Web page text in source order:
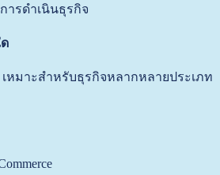
ารดำเนินธุรกิจ
หมาะสำหรับธุรกิจหลากหลายประเภท